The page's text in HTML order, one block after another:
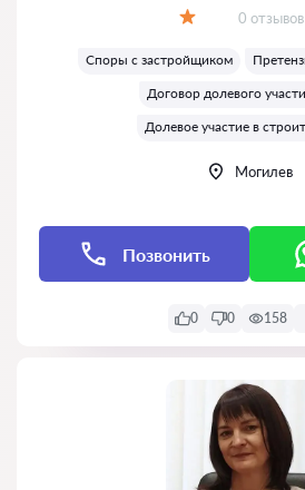
Отзывов:
0 отзывов
Споры с застройщиком
Договор долевого
Долевое участие в
Могилев
Позвонить
0 0 158